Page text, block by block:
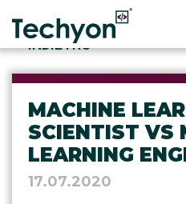
INDIETRO
MACHINE
SCIENTIST VS
LEARNING
17.07.2020